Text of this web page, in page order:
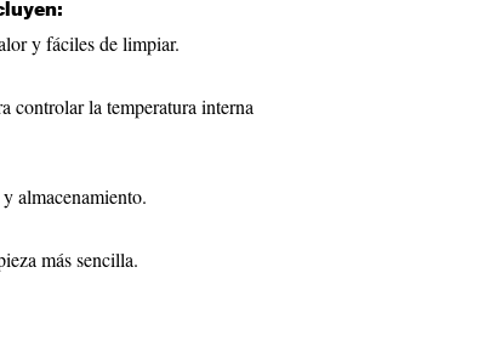
y fáciles de limpiar.
controlar la temperatura interna
almacenamiento.
más sencilla.